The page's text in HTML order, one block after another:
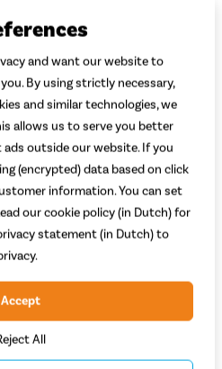
3.599,-
Bekijk
and want our website to
By using strictly necessary,
and similar technologies, we
allows us to serve you better
ads outside our website. If you
(encrypted) data based on click
information. You can set
our cookie policy (in Dutch) for
statement (in Dutch) to
All
Accept